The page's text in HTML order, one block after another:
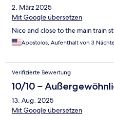
2. März 2025
Mit Google übersetzen
Nice and close to the main train
Apostolos, Aufenthalt von 3
Verifizierte Bewertung
10/10 –
13. Aug. 2025
Mit Google übersetzen